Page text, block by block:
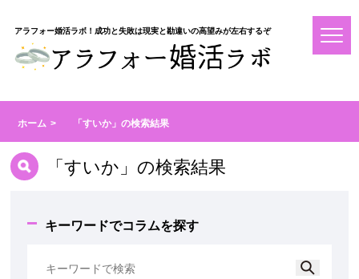
アラフォー婚活ラボ！成功と失敗は現実と勘違いの高望みが左右するぞ
ホーム 「すいか」の検索結果
「すいか」の検索結果
キーワードでコラムを探す